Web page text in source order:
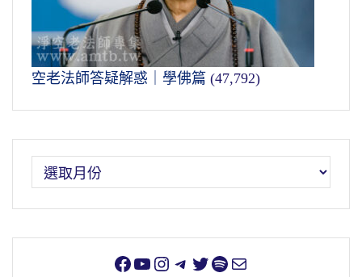
空老法師答疑解惑｜學佛篇 (47,792)